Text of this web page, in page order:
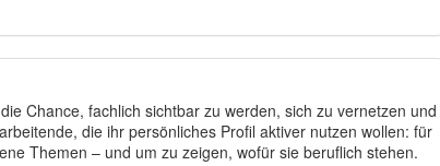
Chance, fachlich sichtbar zu werden, sich zu vernetzen und
die ihr persönliches Profil aktiver nutzen wollen: für
Themen – und um zu zeigen, wofür sie beruflich stehen.